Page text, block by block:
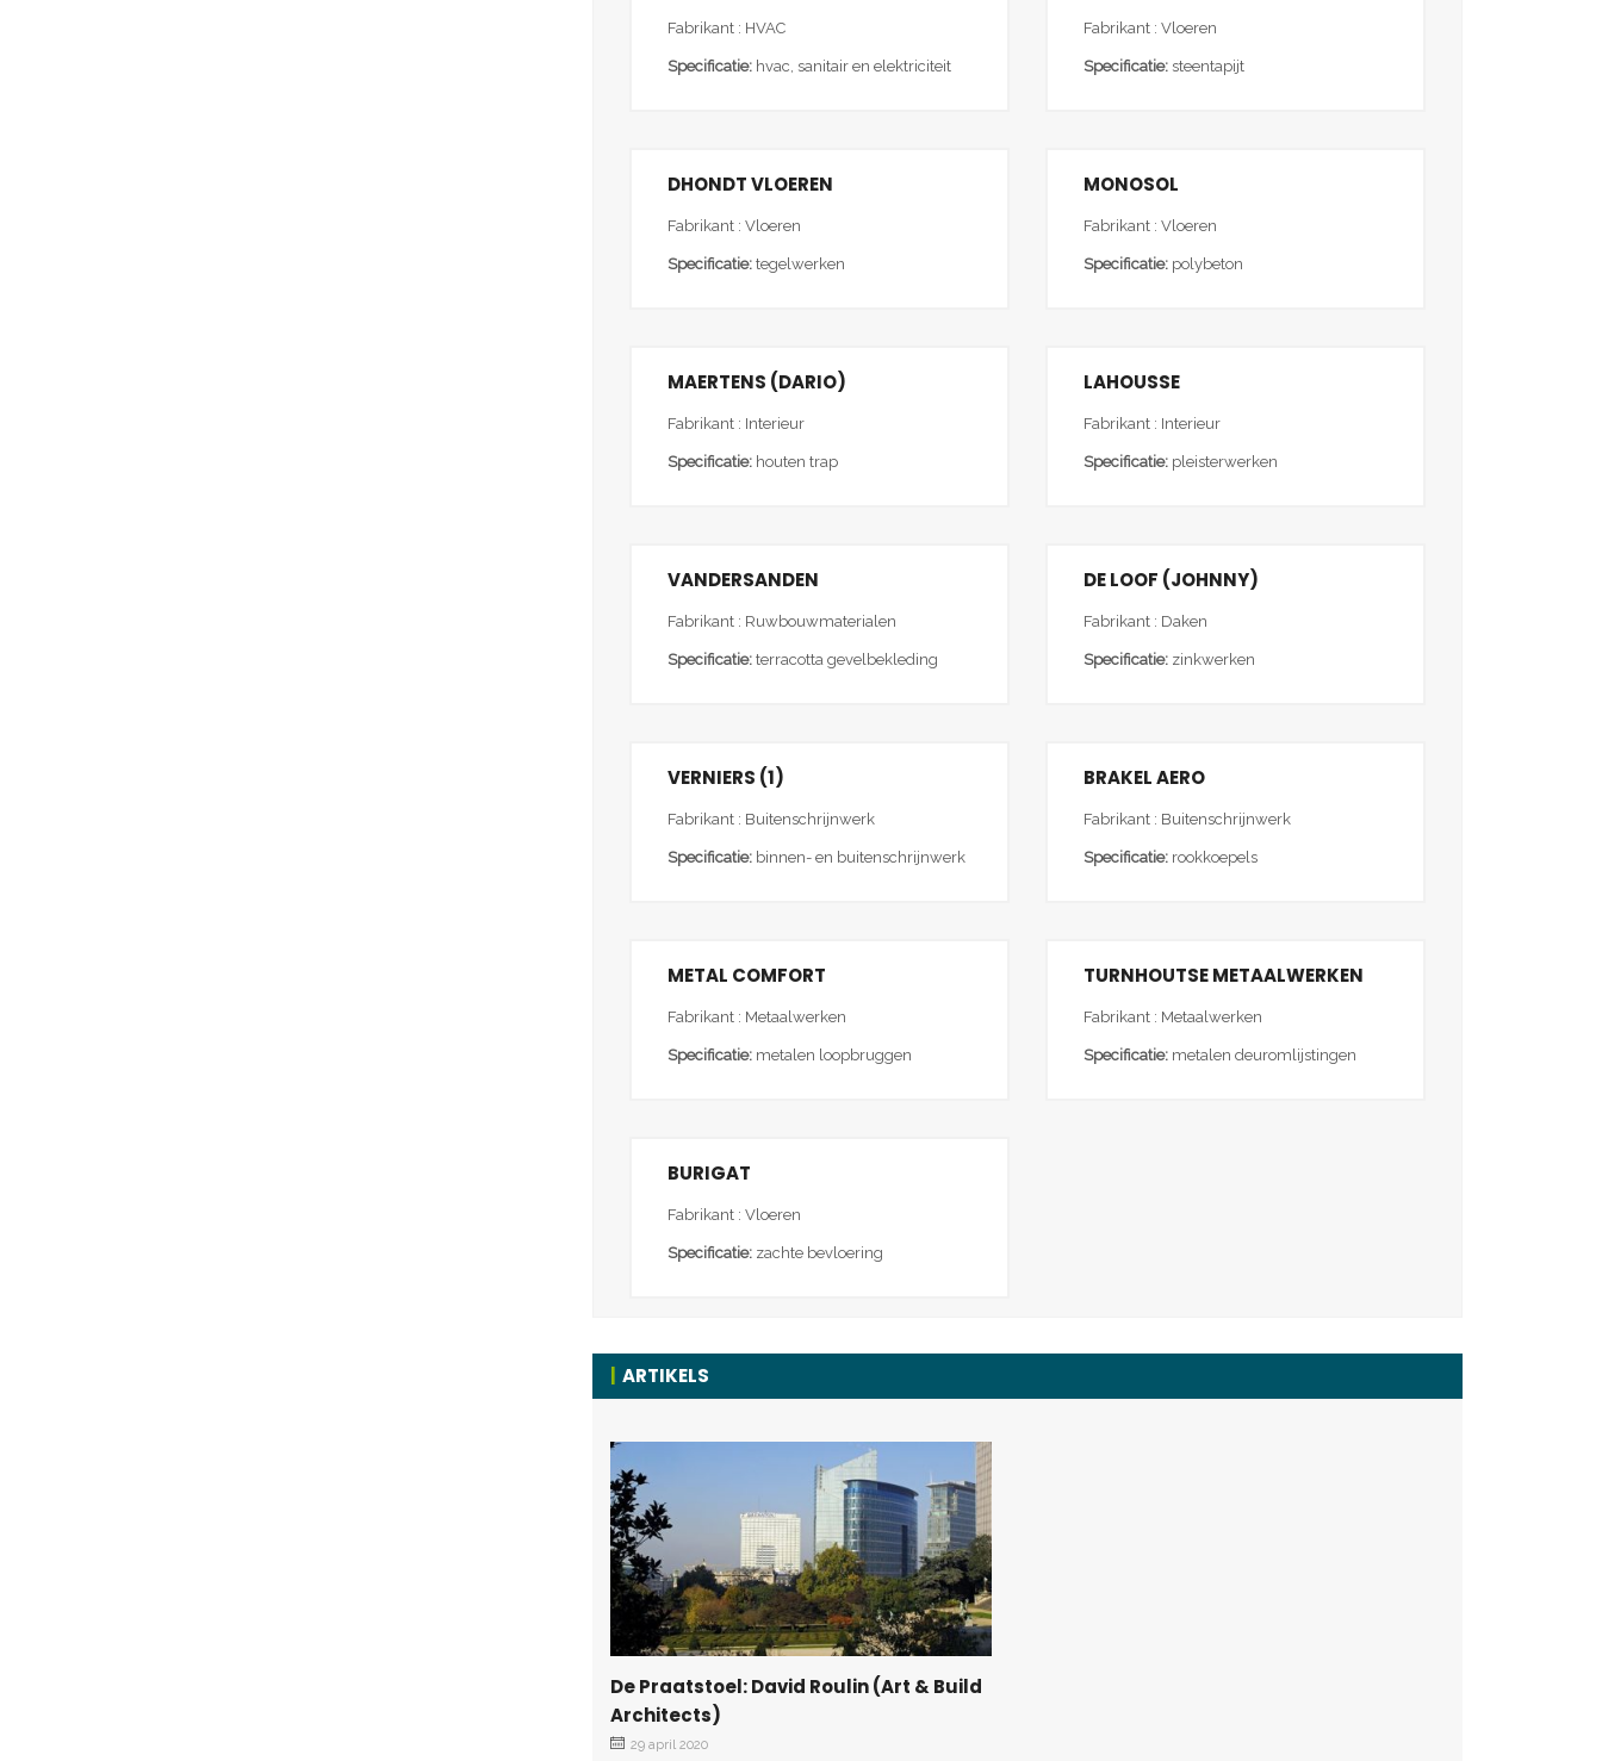
Fabrikant : HVAC
Specificatie: hvac, sanitair en elektriciteit
Fabrikant : Vloeren
Specificatie: steentapijt
DHONDT VLOEREN
Fabrikant : Vloeren
Specificatie: tegelwerken
MONOSOL
Fabrikant : Vloeren
Specificatie: polybeton
MAERTENS (DARIO)
Fabrikant : Interieur
Specificatie: houten trap
LAHOUSSE
Fabrikant : Interieur
Specificatie: pleisterwerken
VANDERSANDEN
Fabrikant : Ruwbouwmaterialen
Specificatie: terracotta gevelbekleding
DE LOOF (JOHNNY)
Fabrikant : Daken
Specificatie: zinkwerken
VERNIERS (1)
Fabrikant : Buitenschrijnwerk
Specificatie: binnen- en buitenschrijnwerk
BRAKEL AERO
Fabrikant : Buitenschrijnwerk
Specificatie: rookkoepels
METAL COMFORT
Fabrikant : Metaalwerken
Specificatie: metalen loopbruggen
TURNHOUTSE METAALWERKEN
Fabrikant : Metaalwerken
Specificatie: metalen deuromlijstingen
BURIGAT
Fabrikant : Vloeren
Specificatie: zachte bevloering
ARTIKELS
De Praatstoel: David Roulin (Art & Build
Architects)
29 april 2020